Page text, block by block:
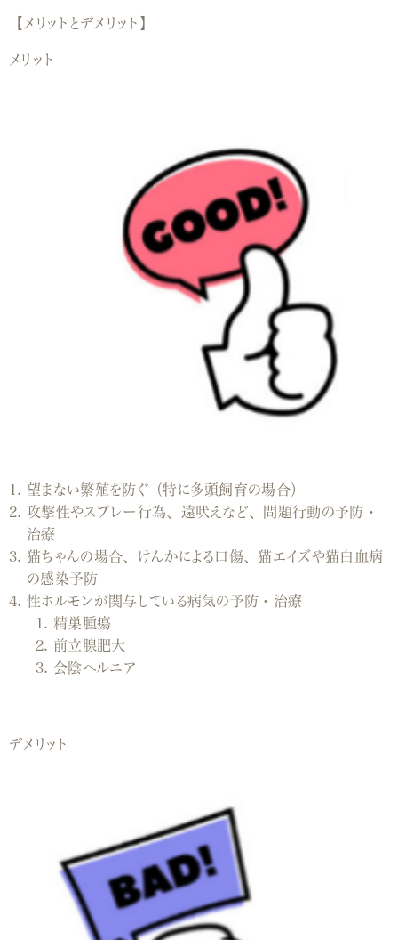
【メリットとデメリット】
メリット
望まない繁殖を防ぐ（特に多頭飼育の場合）
攻撃性やスプレー行為、遠吠えなど、問題行動の予防・
治療
猫ちゃんの場合、けんかによる口傷、猫エイズや猫白血病
の感染予防
性ホルモンが関与している病気の予防・治療
精巣腫瘍
前立腺肥大
会陰ヘルニア
デメリット